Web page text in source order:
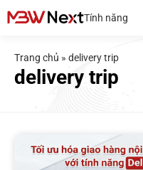
Tính năng
Trang chủ » delivery trip
delivery trip